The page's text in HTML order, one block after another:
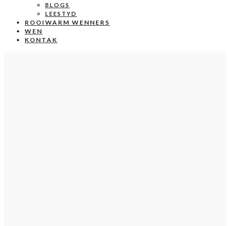
BLOGS
LEESTYD
ROOIWARM WENNERS
WEN
KONTAK